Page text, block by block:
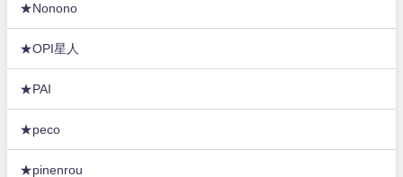
★Nonono
★OPI星人
★PAI
★peco
★pinenrou